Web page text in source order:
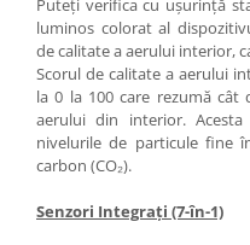
Puteți verifica cu ușurință
luminos colorat al
de calitate a aerului interior,
Scorul de calitate a aerului
la 0 la 100 care rezumă cât
aerului din interior.
nivelurile de particule fine
carbon (CO₂).
Senzori Integrați (7-în-1)